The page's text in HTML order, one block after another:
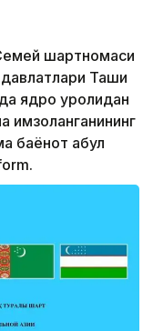
шартномаси
Ташқи
ядро қуролидан
имзоланганининг
баёнот қабул